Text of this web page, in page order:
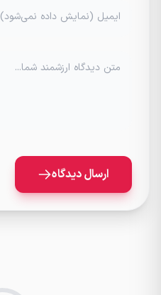
ایمیل (نمایش داده نمی‌شود)
متن دیدگاه ارزشمند شما...
ارسال دیدگاه